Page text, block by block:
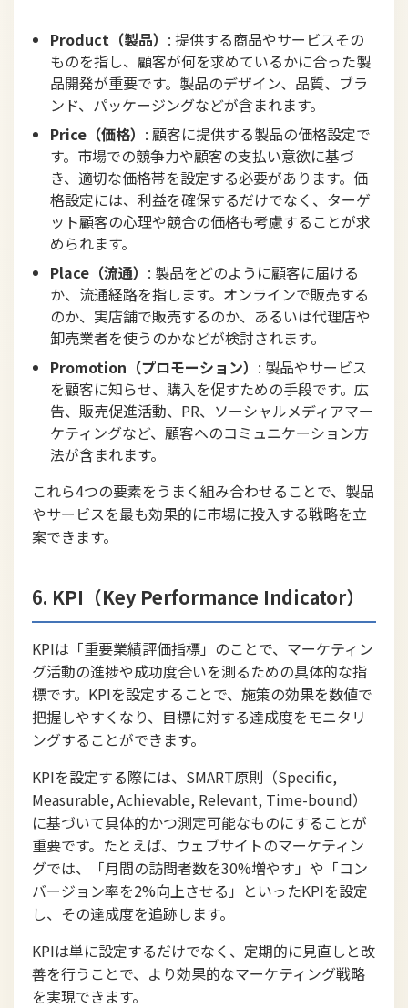
Product（製品） : 提供する商品やサービスその
ものを指し、顧客が何を求めているかに合った製
品開発が重要です。製品のデザイン、品質、ブラ
ンド、パッケージングなどが含まれます。
Price（価格） : 顧客に提供する製品の価格設定で
す。市場での競争力や顧客の支払い意欲に基づ
き、適切な価格帯を設定する必要があります。価
格設定には、利益を確保するだけでなく、ターゲ
ット顧客の心理や競合の価格も考慮することが求
められます。
Place（流通） : 製品をどのように顧客に届ける
か、流通経路を指します。オンラインで販売する
のか、実店舗で販売するのか、あるいは代理店や
卸売業者を使うのかなどが検討されます。
Promotion（プロモーション） : 製品やサービス
を顧客に知らせ、購入を促すための手段です。広
告、販売促進活動、PR、ソーシャルメディアマー
ケティングなど、顧客へのコミュニケーション方
法が含まれます。
これら4つの要素をうまく組み合わせることで、製品
やサービスを最も効果的に市場に投入する戦略を立
案できます。
6. KPI（Key Performance Indicator）
KPIは「重要業績評価指標」のことで、マーケティン
グ活動の進捗や成功度合いを測るための具体的な指
標です。KPIを設定することで、施策の効果を数値で
把握しやすくなり、目標に対する達成度をモニタリ
ングすることができます。
KPIを設定する際には、SMART原則（Specific,
Measurable, Achievable, Relevant, Time-bound）
に基づいて具体的かつ測定可能なものにすることが
重要です。たとえば、ウェブサイトのマーケティン
グでは、「月間の訪問者数を30%増やす」や「コン
バージョン率を2%向上させる」といったKPIを設定
し、その達成度を追跡します。
KPIは単に設定するだけでなく、定期的に見直しと改
善を行うことで、より効果的なマーケティング戦略
を実現できます。